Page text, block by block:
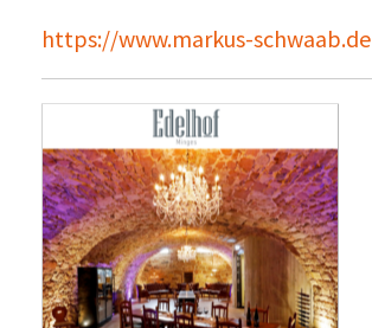
https://www.markus-schwaab.de